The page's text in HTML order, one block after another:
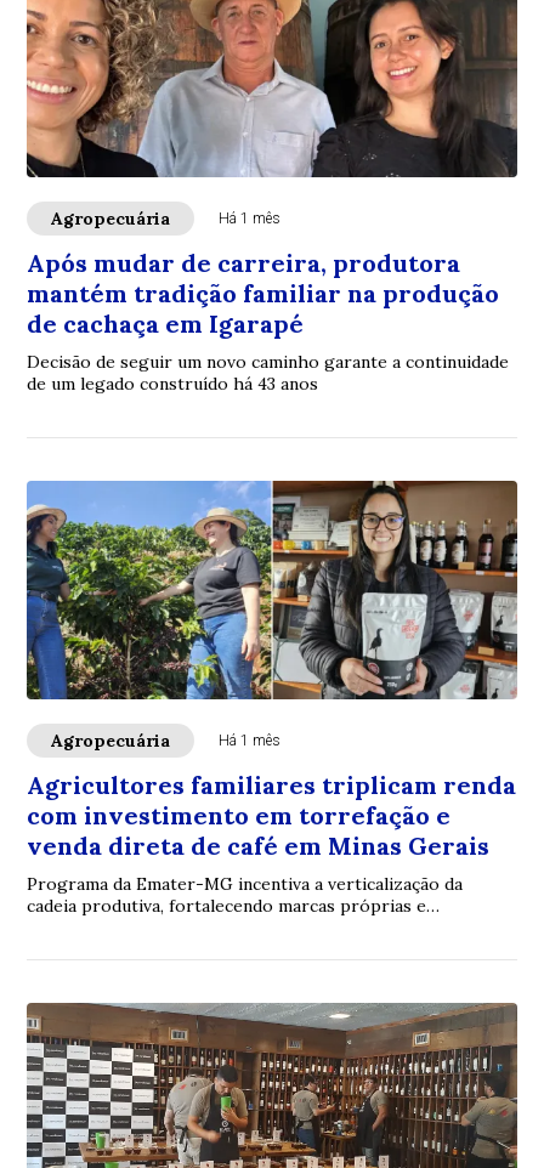
Agropecuária Há 1 mês
Após mudar de carreira, produtora
mantém tradição familiar na produção
de cachaça em Igarapé
Decisão de seguir um novo caminho garante a continuidade
de um legado construído há 43 anos
Agropecuária Há 1 mês
Agricultores familiares triplicam renda
com investimento em torrefação e
venda direta de café em Minas Gerais
Programa da Emater-MG incentiva a verticalização da
cadeia produtiva, fortalecendo marcas próprias e